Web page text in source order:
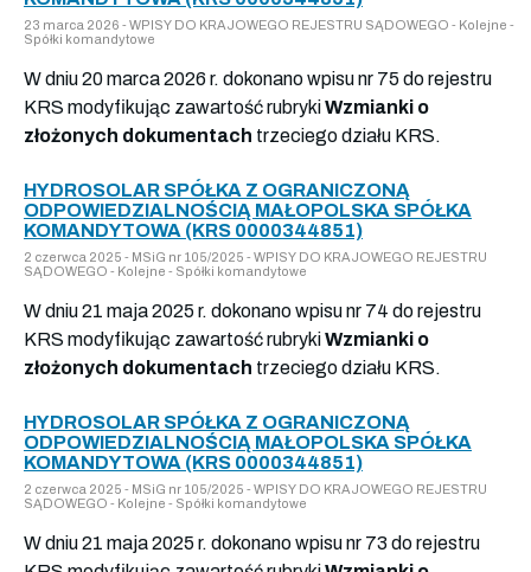
23 marca 2026 - WPISY DO KRAJOWEGO REJESTRU SĄDOWEGO - Kolejne -
Spółki komandytowe
W dniu 20 marca 2026 r. dokonano wpisu nr 75 do rejestru
KRS modyfikując zawartość rubrykiWzmianki o
złożonych dokumentach trzeciego działu KRS.
HYDROSOLAR SPÓŁKA Z OGRANICZONĄ
ODPOWIEDZIALNOŚCIĄ MAŁOPOLSKA SPÓŁKA
KOMANDYTOWA (KRS 0000344851)
2 czerwca 2025 - MSiG nr 105/2025 - WPISY DO KRAJOWEGO REJESTRU
SĄDOWEGO - Kolejne - Spółki komandytowe
W dniu 21 maja 2025 r. dokonano wpisu nr 74 do rejestru
KRS modyfikując zawartość rubrykiWzmianki o
złożonych dokumentach trzeciego działu KRS.
HYDROSOLAR SPÓŁKA Z OGRANICZONĄ
ODPOWIEDZIALNOŚCIĄ MAŁOPOLSKA SPÓŁKA
KOMANDYTOWA (KRS 0000344851)
2 czerwca 2025 - MSiG nr 105/2025 - WPISY DO KRAJOWEGO REJESTRU
SĄDOWEGO - Kolejne - Spółki komandytowe
W dniu 21 maja 2025 r. dokonano wpisu nr 73 do rejestru